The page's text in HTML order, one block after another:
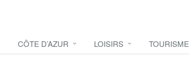
CÔTE D’AZUR LOISIRS TOURISME